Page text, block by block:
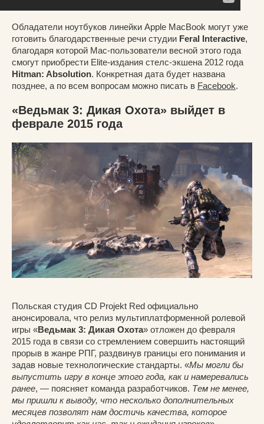
Обладатели ноутбуков линейки Apple MacBook могут уже
готовить благодарственные речи студии Feral Interactive,
благодаря которой Mac-пользователи весной этого года
смогут приобрести Elite-издания стелс-экшена 2012 года
Hitman: Absolution. Конкретная дата будет названа
позднее, а по всем вопросам можно писать в Facebook.
«Ведьмак 3: Дикая Охота» выйдет в
феврале 2015 года
Польская студия CD Projekt Red официально
анонсировала, что релиз мультиплатформенной ролевой
игры «Ведьмак 3: Дикая Охота» отложен до февраля
2015 года в связи со стремлением совершить настоящий
прорыв в жанре РПГ, раздвинув границы его понимания и
задав новые технологические стандарты. «Мы могли бы
выпустить игру в конце этого года, как и намеревались
ранее, — поясняет команда разработчиков. Тем не менее,
мы пришли к выводу, что несколько дополнительных
месяцев позволят нам достичь качества, которое